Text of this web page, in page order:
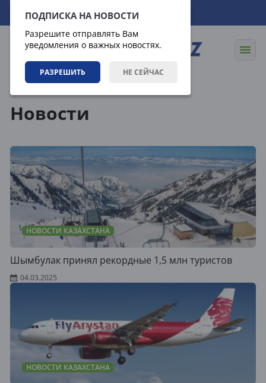
ПОДПИСКА НА НОВОСТИ
Разрешите отправлять Вам
уведомления о важных новостях.
РАЗРЕШИТЬ НЕ СЕЙЧАС
08.08.2026 17:17:44
Новости
НОВОСТИ КАЗАХСТАНА
Шымбулак принял рекордные 1,5 млн туристов
04.03.2025
НОВОСТИ КАЗАХСТАНА